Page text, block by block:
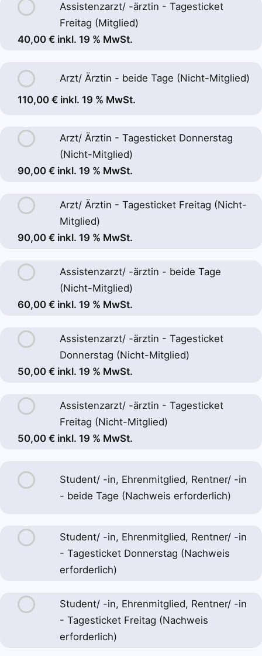
Assistenzarzt/ -ärztin - Tagesticket
Freitag (Mitglied)
40,00 € inkl. 19 % MwSt.
Arzt/ Ärztin - beide Tage (Nicht-Mitglied)
110,00 € inkl. 19 % MwSt.
Arzt/ Ärztin - Tagesticket Donnerstag
(Nicht-Mitglied)
90,00 € inkl. 19 % MwSt.
Arzt/ Ärztin - Tagesticket Freitag (Nicht-
Mitglied)
90,00 € inkl. 19 % MwSt.
Assistenzarzt/ -ärztin - beide Tage
(Nicht-Mitglied)
60,00 € inkl. 19 % MwSt.
Assistenzarzt/ -ärztin - Tagesticket
Donnerstag (Nicht-Mitglied)
50,00 € inkl. 19 % MwSt.
Assistenzarzt/ -ärztin - Tagesticket
Freitag (Nicht-Mitglied)
50,00 € inkl. 19 % MwSt.
Student/ -in, Ehrenmitglied, Rentner/ -in
- beide Tage (Nachweis erforderlich)
Student/ -in, Ehrenmitglied, Rentner/ -in
- Tagesticket Donnerstag (Nachweis
erforderlich)
Student/ -in, Ehrenmitglied, Rentner/ -in
- Tagesticket Freitag (Nachweis
erforderlich)